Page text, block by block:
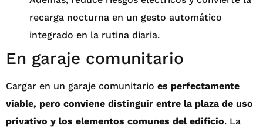
recarga nocturna en un gesto automático
integrado en la rutina diaria.
En garaje comunitario
Cargar en un garaje comunitario es perfectamente
viable, pero conviene distinguir entre la plaza de uso
privativo y los elementos comunes del edificio. La